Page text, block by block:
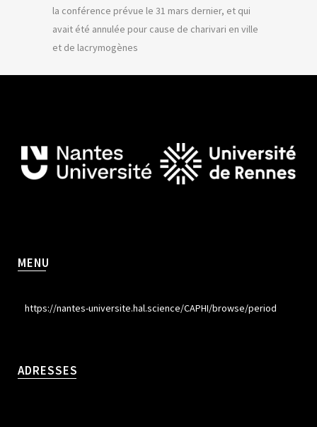
la conférence prévue le 31 mars dernier, et qui
avait été annulée pour cause de charivari en ville
et de lacrymogènes
MENU
https://nantes-universite.hal.science/CAPHI/browse/period
ADRESSES